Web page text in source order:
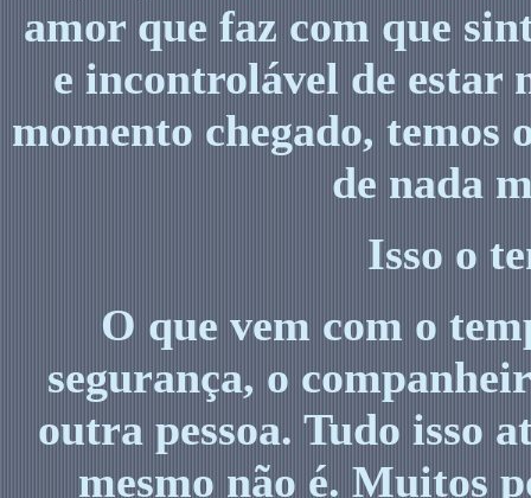
amor que faz com que
e incontrolável de estar
momento chegado, temos
de nada
Isso o
O que vem com o
segurança, o
outra pessoa. Tudo isso
mesmo não é. Muitos